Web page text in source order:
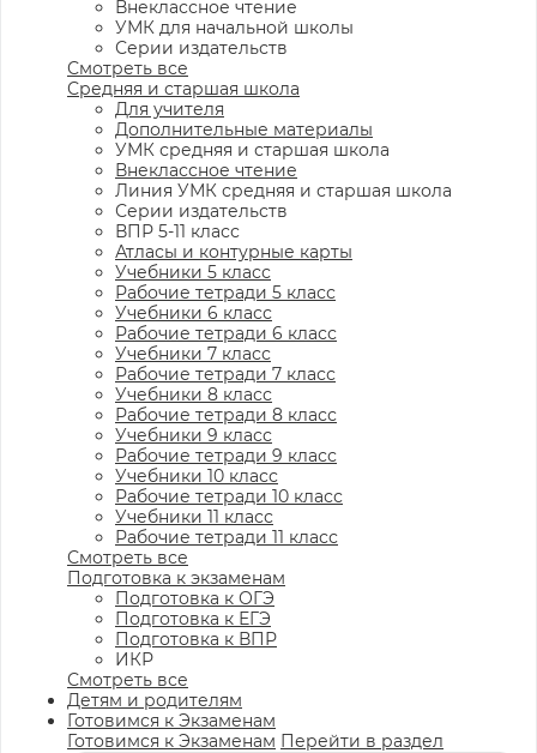
Внеклассное чтение
УМК для начальной школы
Серии издательств
Смотреть все
Средняя и старшая школа
Для учителя
Дополнительные материалы
УМК средняя и старшая школа
Внеклассное чтение
Линия УМК средняя и старшая школа
Серии издательств
ВПР 5-11 класс
Атласы и контурные карты
Учебники 5 класс
Рабочие тетради 5 класс
Учебники 6 класс
Рабочие тетради 6 класс
Учебники 7 класс
Рабочие тетради 7 класс
Учебники 8 класс
Рабочие тетради 8 класс
Учебники 9 класс
Рабочие тетради 9 класс
Учебники 10 класс
Рабочие тетради 10 класс
Учебники 11 класс
Рабочие тетради 11 класс
Смотреть все
Подготовка к экзаменам
Подготовка к ОГЭ
Подготовка к ЕГЭ
Подготовка к ВПР
ИКР
Смотреть все
Детям и родителям
Готовимся к Экзаменам
Готовимся к Экзаменам Перейти в раздел